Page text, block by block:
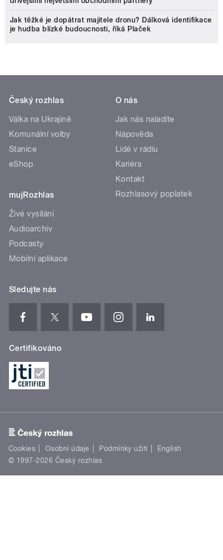
Jak těžké je dopátrat majitele dronu? Dálková identifikace
je hudba blízké budoucnosti, říká Plaček
Český rozhlas
Válka na Ukrajině
Komunální volby
Stanice
eShop
mujRozhlas
Živé vysílání
Audioarchiv
Podcasty
Mobilní aplikace
O nás
Jak nás naladíte
Nápověda
Lidé v rádiu
Kariéra
Kontakt
Rozhlasový poplatek
Sledujte nás
Certifikováno
Cookies Osobní údaje Podmínky užití
English
© 1997-2026 Český rozhlas